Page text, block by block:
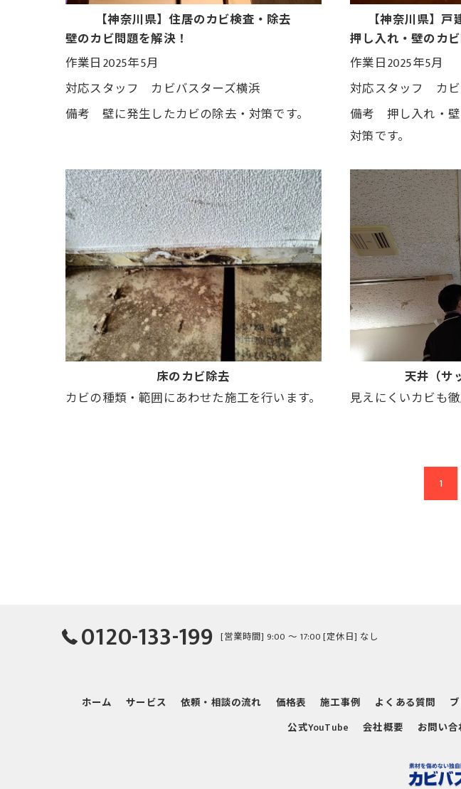
【神奈川県】住居のカビ検査・除去
壁のカビ問題を解決！
作業日2025年5月
対応スタッフ カビバスターズ横浜
備考 壁に発生したカビの除去・対策です。
【神奈川県】
押し入れ・壁のカ
作業日2025年5月
対応スタッフ カビ
備考 押し入れ・壁
対策です。
床のカビ除去
カビの種類・範囲にあわせた施工を行います。
天井（サ
見えにくいカビも
1
0120-133-199 [営業時間] 9:00 ～ 17:00 [定休日] なし
ホーム サービス 依頼・相談の流れ 価格表 施工事例 よくある質問
公式YouTube
会社概要 お問い合